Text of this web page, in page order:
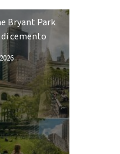
Bryant Park
cemento